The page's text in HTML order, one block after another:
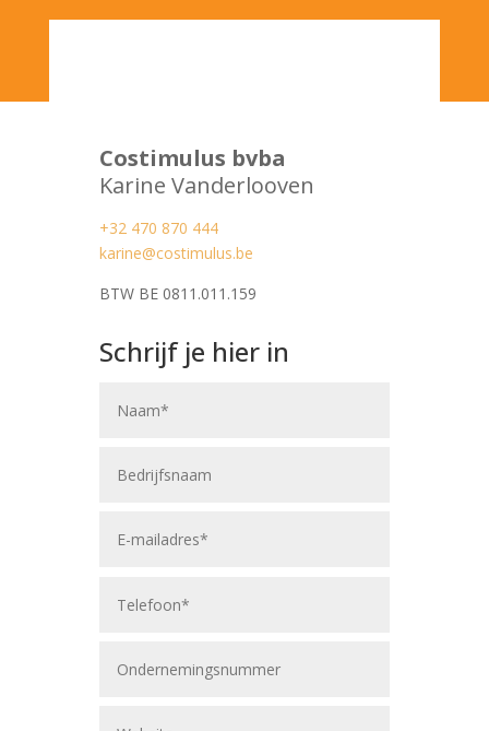
Costimulus bvba
Karine Vanderlooven
+32 470 870 444
karine@costimulus.be
BTW BE 0811.011.159
Schrijf je hier in